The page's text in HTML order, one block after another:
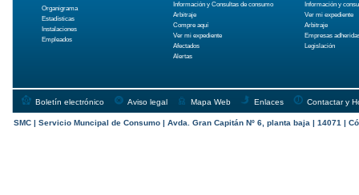
Organigrama
Estadísticas
Instalaciones
Empleados
Información y Consultas de consumo
Arbitraje
Compre aquí
Ver mi expediente
Afectados
Alertas
Información y
Ver mi expediente
Arbitraje
Empresas
Legislación
Boletín electrónico Aviso legal Mapa Web Enlaces Contactar y
SMC | Servicio Muncipal de Consumo | Avda. Gran Capitán Nº 6, planta baja | 14071 |